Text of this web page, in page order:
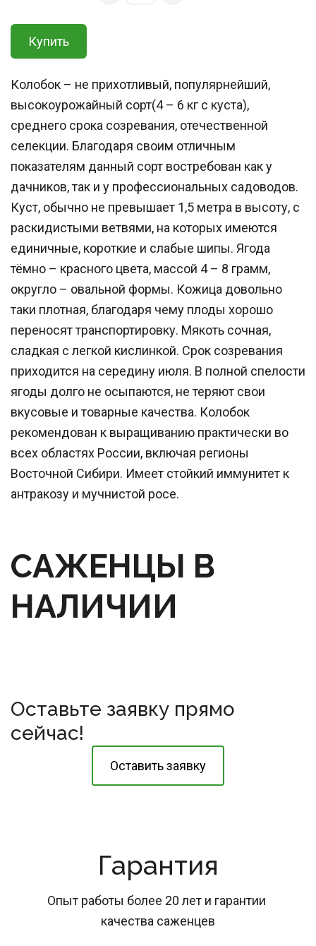
Купить
Колобок – не прихотливый, популярнейший,
высокоурожайный сорт(4 – 6 кг с куста),
среднего срока созревания, отечественной
селекции. Благодаря своим отличным
показателям данный сорт востребован как у
дачников, так и у профессиональных садоводов.
Куст, обычно не превышает 1,5 метра в высоту, с
раскидистыми ветвями, на которых имеются
единичные, короткие и слабые шипы. Ягода
тёмно – красного цвета, массой 4 – 8 грамм,
округло – овальной формы. Кожица довольно
таки плотная, благодаря чему плоды хорошо
переносят транспортировку. Мякоть сочная,
сладкая с легкой кислинкой. Срок созревания
приходится на середину июля. В полной спелости
ягоды долго не осыпаются, не теряют свои
вкусовые и товарные качества. Колобок
рекомендован к выращиванию практически во
всех областях России, включая регионы
Восточной Сибири. Имеет стойкий иммунитет к
антракозу и мучнистой росе.
САЖЕНЦЫ В
НАЛИЧИИ
Оставьте заявку прямо
сейчас!
Оставить заявку
Гарантия
Опыт работы более 20 лет и гарантии
качества саженцев